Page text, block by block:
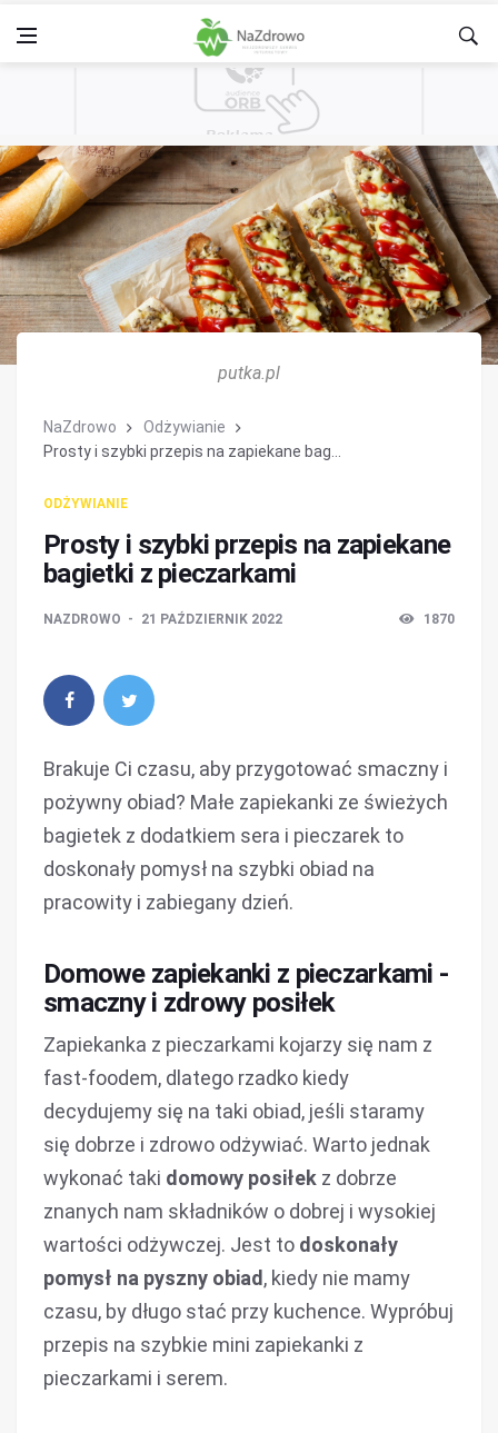
putka.pl
NaZdrowo
Odżywianie
Prosty i szybki przepis na zapiekane bag...
ODŻYWIANIE
Prosty i szybki przepis na zapiekane
bagietki z pieczarkami
NAZDROWO 21 PAŹDZIERNIK 2022 1870
Brakuje Ci czasu, aby przygotować smaczny i
pożywny obiad? Małe zapiekanki ze świeżych
bagietek z dodatkiem sera i pieczarek to
doskonały pomysł na szybki obiad na
pracowity i zabiegany dzień.
Domowe zapiekanki z pieczarkami -
smaczny i zdrowy posiłek
Zapiekanka z pieczarkami kojarzy się nam z
fast-foodem, dlatego rzadko kiedy
decydujemy się na taki obiad, jeśli staramy
się dobrze i zdrowo odżywiać. Warto jednak
wykonać taki domowy posiłek z dobrze
znanych nam składników o dobrej i wysokiej
wartości odżywczej. Jest to doskonały
pomysł na pyszny obiad , kiedy nie mamy
czasu, by długo stać przy kuchence. Wypróbuj
przepis na szybkie mini zapiekanki z
pieczarkami i serem.